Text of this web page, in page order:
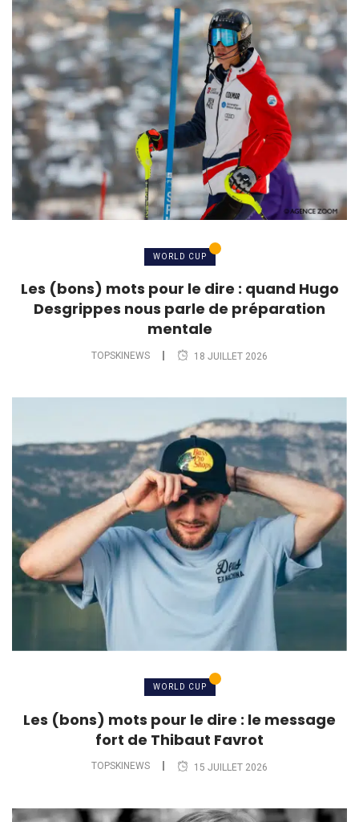
WORLD CUP
Les (bons) mots pour le dire : quand Hugo
Desgrippes nous parle de préparation
mentale
TOPSKINEWS 18 JUILLET 2026
WORLD CUP
Les (bons) mots pour le dire : le message
fort de Thibaut Favrot
TOPSKINEWS 15 JUILLET 2026